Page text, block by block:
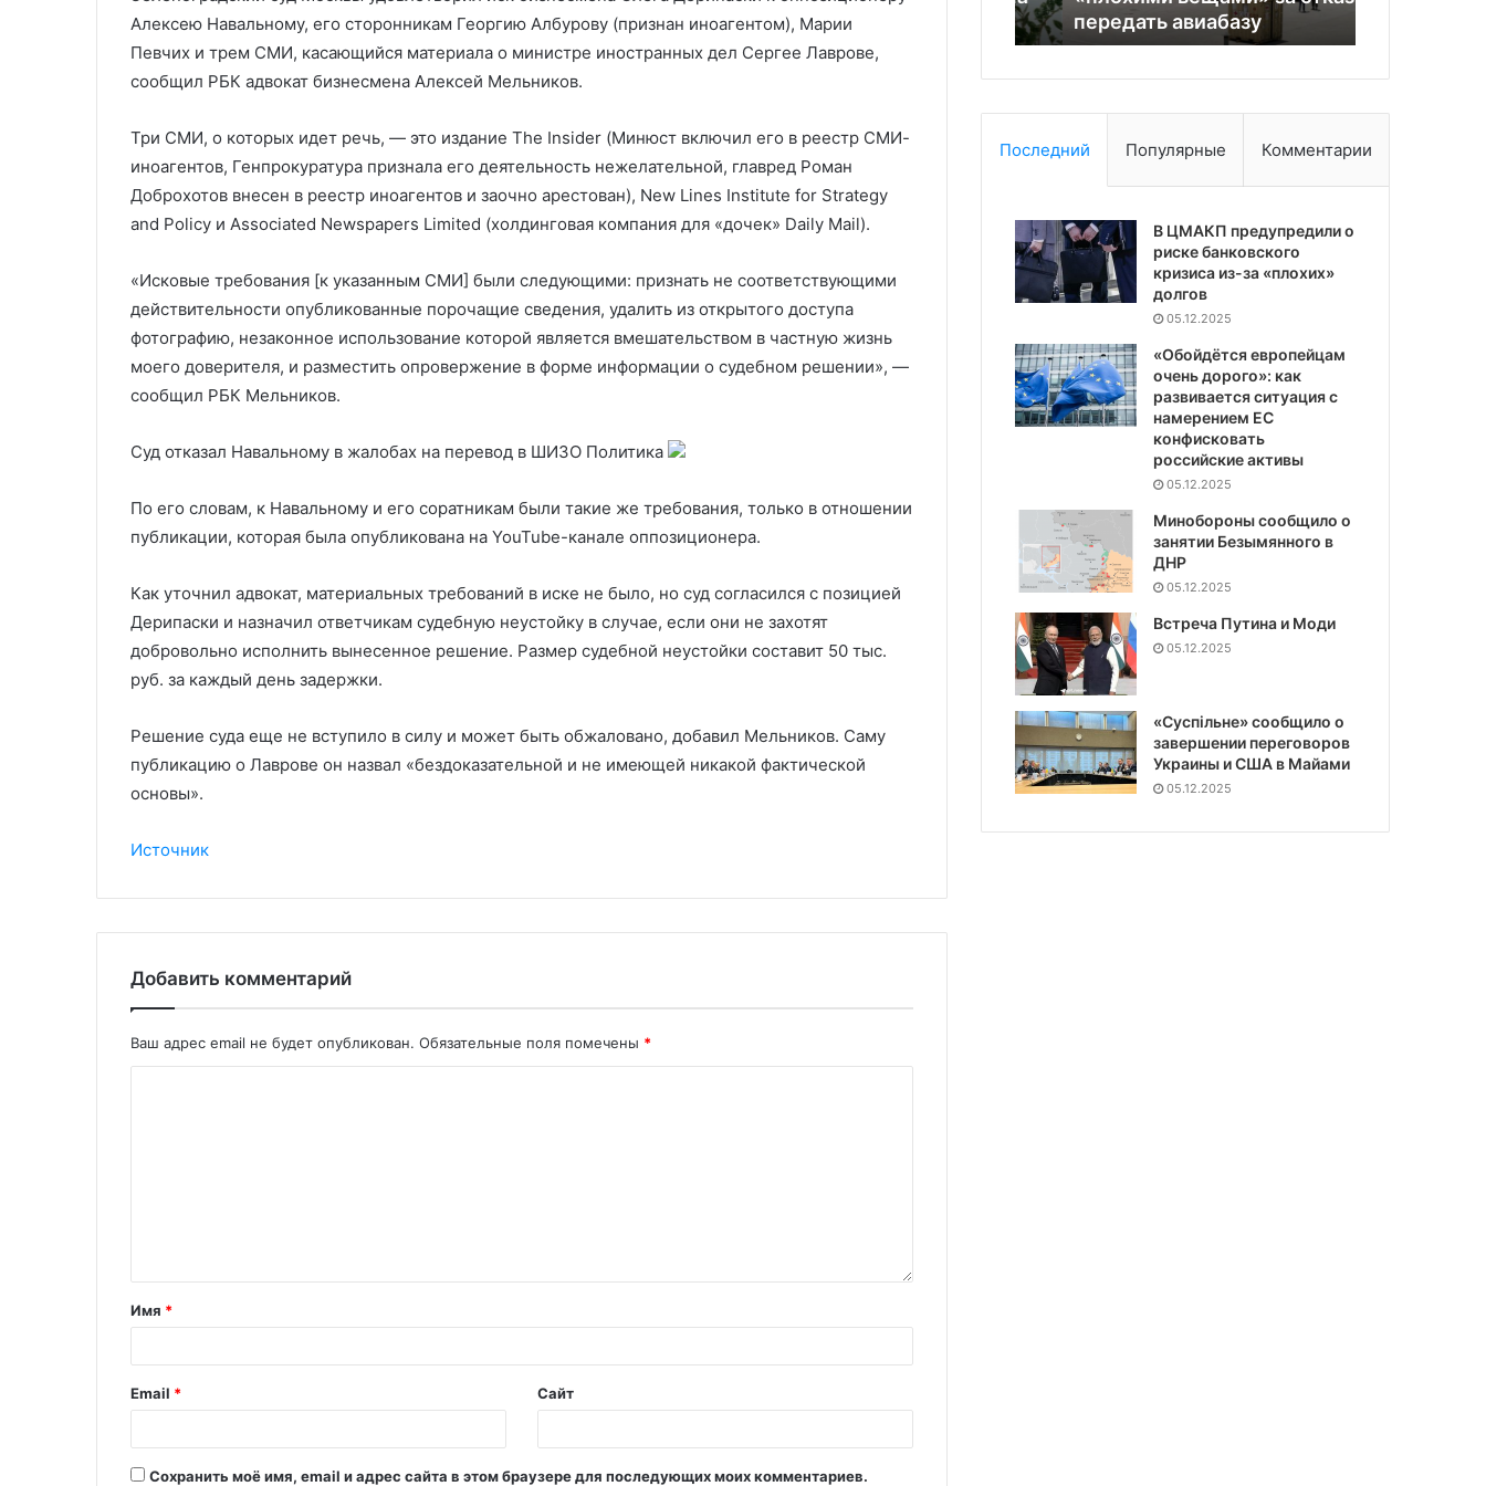
Алексею Навальному, его сторонникам Георгию Албурову (признан иноагентом), Марии
Певчих и трем СМИ, касающийся материала о министре иностранных дел Сергее Лаврове,
сообщил РБК адвокат бизнесмена Алексей Мельников.
Три СМИ, о которых идет речь, — это издание The Insider (Минюст включил его в реестр СМИ-
иноагентов, Генпрокуратура признала его деятельность нежелательной, главред Роман
Доброхотов внесен в реестр иноагентов и заочно арестован), New Lines Institute for Strategy
and Policy и Associated Newspapers Limited (холдинговая компания для «дочек» Daily Mail).
«Исковые требования [к указанным СМИ] были следующими: признать не соответствующими
действительности опубликованные порочащие сведения, удалить из открытого доступа
фотографию, незаконное использование которой является вмешательством в частную жизнь
моего доверителя, и разместить опровержение в форме информации о судебном решении», —
сообщил РБК Мельников.
Суд отказал Навальному в жалобах на перевод в ШИЗО Политика
По его словам, к Навальному и его соратникам были такие же требования, только в отношении
публикации, которая была опубликована на YouTube-канале оппозиционера.
Как уточнил адвокат, материальных требований в иске не было, но суд согласился с позицией
Дерипаски и назначил ответчикам судебную неустойку в случае, если они не захотят
добровольно исполнить вынесенное решение. Размер судебной неустойки составит 50 тыс.
руб. за каждый день задержки.
Решение суда еще не вступило в силу и может быть обжаловано, добавил Мельников. Саму
публикацию о Лаврове он назвал «бездоказательной и не имеющей никакой фактической
основы».
Источник
Добавить комментарий
Ваш адрес email не будет опубликован. Обязательные поля помечены *
Имя *
Email * Сайт
Сохранить моё имя, email и адрес сайта в этом браузере для последующих моих комментариев.
с
Байденом
делу
Байденом делу
€88 млн. Карта
передать авиабазу
Последний Популярные Комментарии
В ЦМАКП предупредили о
риске банковского
кризиса из-за «плохих»
долгов
05.12.2025
«Обойдётся европейцам
очень дорого»: как
развивается ситуация с
намерением ЕС
конфисковать
российские активы
05.12.2025
Минобороны сообщило о
занятии Безымянного в
ДНР
05.12.2025
Встреча Путина и Моди
05.12.2025
«Суспiльне» сообщило о
завершении переговоров
Украины и США в Майами
05.12.2025